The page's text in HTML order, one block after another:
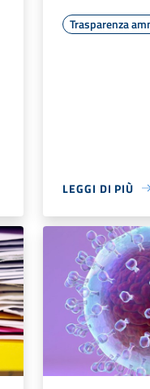
Trasparenza
LEGGI DI PIÙ